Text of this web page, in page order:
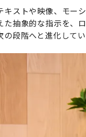
キストや映像、モー
た抽象的な指示を、
の段階へと進化してい